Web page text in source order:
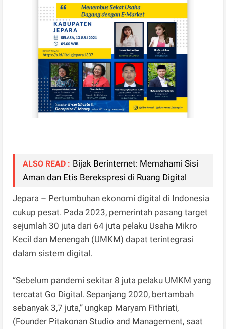
ALSO READ : Bijak Berinternet: Memahami Sisi
Aman dan Etis Berekspresi di Ruang Digital
Jepara – Pertumbuhan ekonomi digital di Indonesia
cukup pesat. Pada 2023, pemerintah pasang target
sejumlah 30 juta dari 64 juta pelaku Usaha Mikro
Kecil dan Menengah (UMKM) dapat terintegrasi
dalam sistem digital.
”Sebelum pandemi sekitar 8 juta pelaku UMKM yang
tercatat Go Digital. Sepanjang 2020, bertambah
sebanyak 3,7 juta,” ungkap Maryam Fithriati,
(Founder Pitakonan Studio and Management, saat